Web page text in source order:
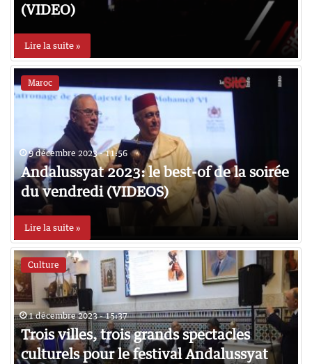
(VIDEO)
Lire la suite »
Maroc
9 décembre 2023 - 11:56
Andalussyat 2023: le best-of de la soirée
du vendredi (VIDEOS)
Lire la suite »
Culture
1 décembre 2023 - 15:37
Trois villes, trois grands spectacles
culturels pour le festival Andalussyat